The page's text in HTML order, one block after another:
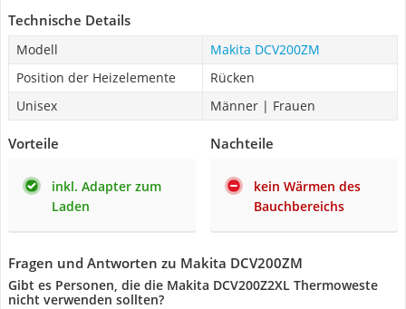
Technische Details
Modell
Makita DCV200ZM
Position der Heizelemente
Rücken
Unisex
Männer | Frauen
Vorteile
inkl. Adapter zum
Laden
Nachteile
kein Wärmen des
Bauchbereichs
Fragen und Antworten zu Makita DCV200ZM
Gibt es Personen, die die Makita DCV200Z2XL Thermoweste
nicht verwenden sollten?